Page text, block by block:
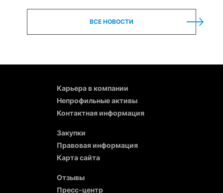
ВСЕ НОВОСТИ
Карьера в компании
Непрофильные активы
Контактная информация
Закупки
Правовая информация
Карта сайта
Отзывы
Пресс-центр